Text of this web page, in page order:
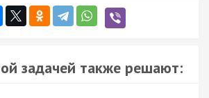
задачей также решают: